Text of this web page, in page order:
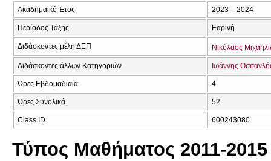
Ακαδημαϊκό Έτος 2023 – 2024
Περίοδος Τάξης Εαρινή
Διδάσκοντες μέλη ΔΕΠ Νικόλαος
Διδάσκοντες άλλων Κατηγοριών Ιωάννης
Ώρες Εβδομαδιαία 4
Ώρες Συνολικά 52
Class ID 600243080
Τύπος Μαθήματος 2011-2015